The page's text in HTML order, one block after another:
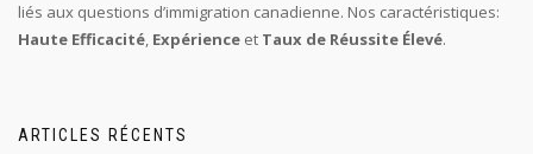
liés aux questions d’immigration canadienne. Nos caractéristiques:
Haute Efficacité, Expérience et Taux de Réussite Élevé.
ARTICLES RÉCENTS